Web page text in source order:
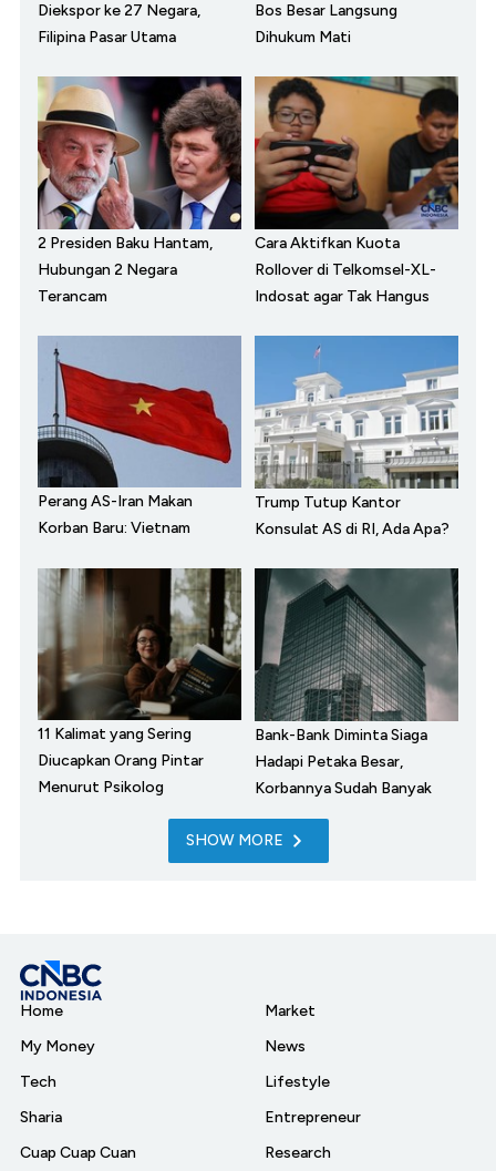
Diekspor ke 27 Negara,
Filipina Pasar Utama
Bos Besar Langsung
Dihukum Mati
2 Presiden Baku Hantam,
Hubungan 2 Negara
Terancam
Cara Aktifkan Kuota
Rollover di Telkomsel-XL-
Indosat agar Tak Hangus
Perang AS-Iran Makan
Korban Baru: Vietnam
Trump Tutup Kantor
Konsulat AS di RI, Ada Apa?
11 Kalimat yang Sering
Diucapkan Orang Pintar
Menurut Psikolog
Bank-Bank Diminta Siaga
Hadapi Petaka Besar,
Korbannya Sudah Banyak
SHOW MORE
Home
My Money
Tech
Sharia
Cuap Cuap Cuan
Market
News
Lifestyle
Entrepreneur
Research